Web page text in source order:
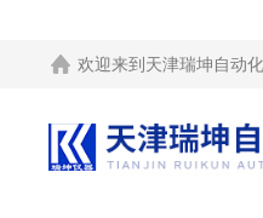
欢迎来到 天津瑞坤自动